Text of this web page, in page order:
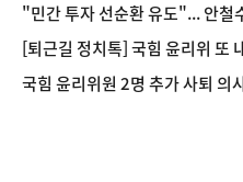
​"민간 투자 선순환 유도"... 안철
발의
[퇴근길 정치톡] 국힘 윤리위 또
'주석야청' 설전
국힘 윤리위원 2명 추가 사퇴